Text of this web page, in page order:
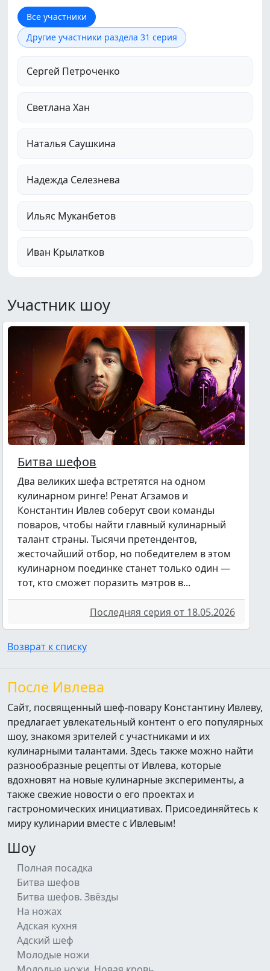
Все участники
Другие участники раздела 31 серия
Сергей Петроченко
Светлана Хан
Наталья Саушкина
Надежда Селезнева
Ильяс Муканбетов
Иван Крылатков
Участник шоу
Битва шефов
Два великих шефа встретятся на одном
кулинарном ринге! Ренат Агзамов и
Константин Ивлев соберут свои команды
поваров, чтобы найти главный кулинарный
талант страны. Тысячи претендентов,
жесточайший отбор, но победителем в этом
кулинарном поединке станет только один —
тот, кто сможет поразить мэтров в...
Последняя серия от 18.05.2026
Возврат к списку
После Ивлева
Сайт, посвященный шеф-повару Константину Ивлеву,
предлагает увлекательный контент о его популярных
шоу, знакомя зрителей с участниками и их
кулинарными талантами. Здесь также можно найти
разнообразные рецепты от Ивлева, которые
вдохновят на новые кулинарные эксперименты, а
также свежие новости о его проектах и
гастрономических инициативах. Присоединяйтесь к
миру кулинарии вместе с Ивлевым!
Шоу
Полная посадка
Битва шефов
Битва шефов. Звёзды
На ножах
Адская кухня
Адский шеф
Молодые ножи